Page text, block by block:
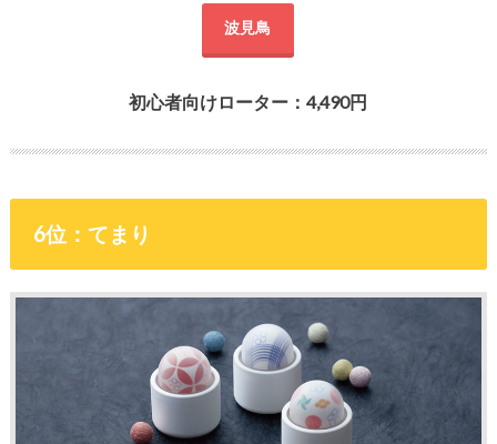
波見鳥
初心者向けローター：4,490円
6位：てまり